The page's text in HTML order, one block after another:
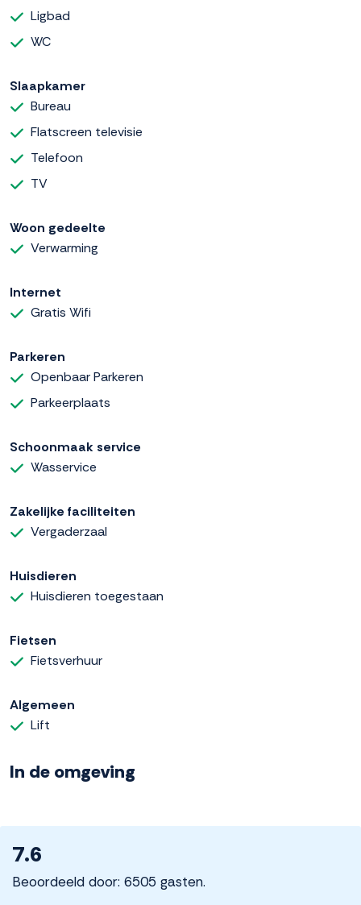
Ligbad
WC
Slaapkamer
Bureau
Flatscreen televisie
Telefoon
TV
Woon gedeelte
Verwarming
Internet
Gratis Wifi
Parkeren
Openbaar Parkeren
Parkeerplaats
Schoonmaak service
Wasservice
Zakelijke faciliteiten
Vergaderzaal
Huisdieren
Huisdieren toegestaan
Fietsen
Fietsverhuur
Algemeen
Lift
In de omgeving
7.6
Beoordeeld door: 6505 gasten.